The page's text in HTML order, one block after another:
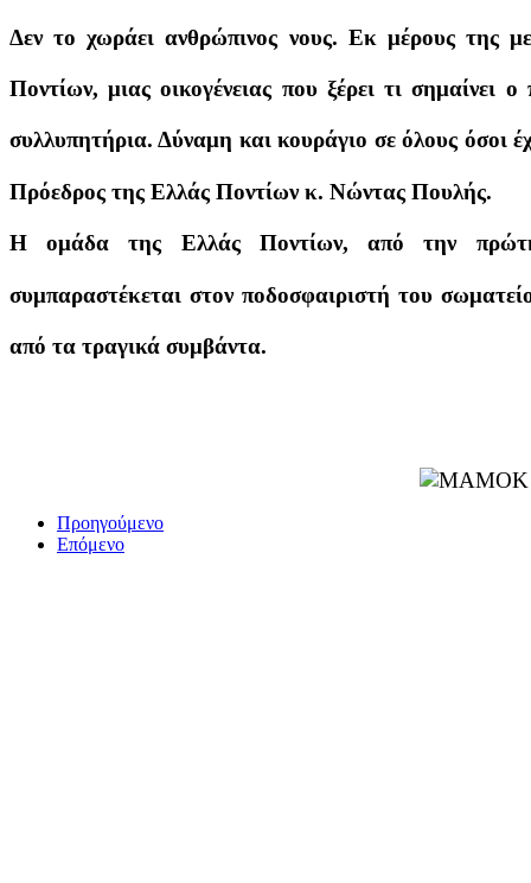
Δεν το χωράει ανθρώπινος νους. Εκ μέρους της
Ποντίων, μιας οικογένειας που ξέρει τι σημαίνει
συλλυπητήρια. Δύναμη και κουράγιο σε όλους όσοι
Πρόεδρος της Ελλάς Ποντίων κ. Νώντας Πουλής.
Η ομάδα της Ελλάς Ποντίων, από την πρώτη
συμπαραστέκεται στον ποδοσφαιριστή του
από τα τραγικά συμβάντα.
Προηγούμενο
Επόμενο